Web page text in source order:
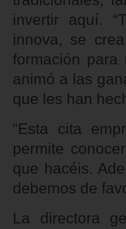
invertir aquí.
innova, se
formación para
animó a las
que les han
“Esta cita
permite
que hacéis.
debemos de
La directora